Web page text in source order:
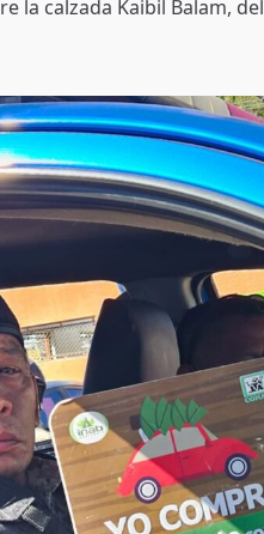
la calzada Kaibil Balam,